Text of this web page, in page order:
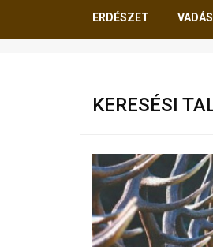
ERDÉSZET
KERESÉSI